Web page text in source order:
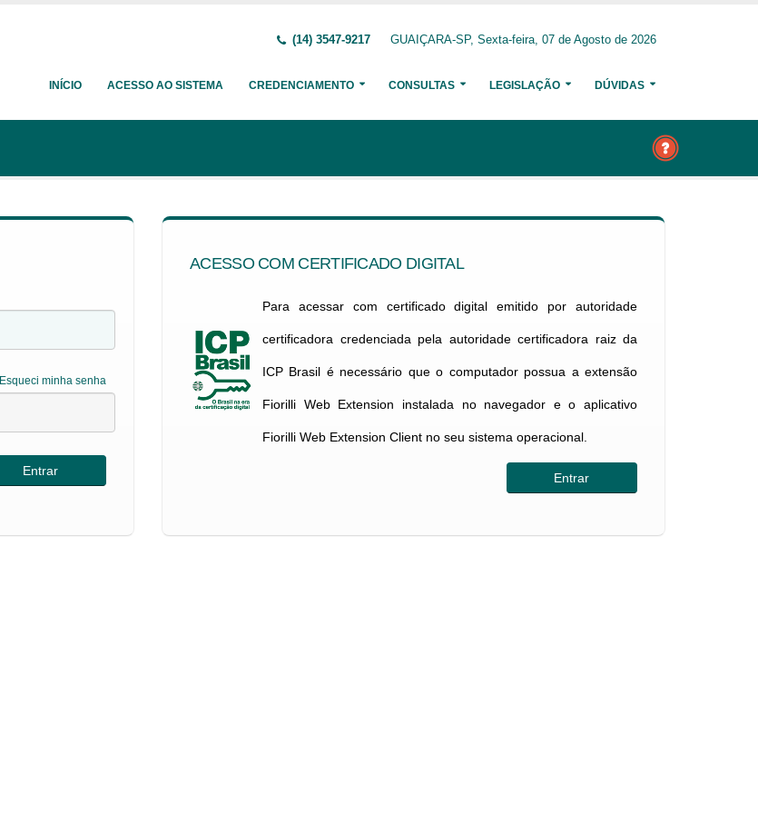
(14) 3547-9217 GUAIÇARA-SP, Sexta-feira, 07 de Agosto de 2026
INÍCIO ACESSO AO SISTEMA CREDENCIAMENTO CONSULTAS LEGISLAÇÃO DÚVIDAS
Esqueci minha senha
ACESSO COM CERTIFICADO DIGITAL
Para acessar com certificado digital emitido por autoridade
certificadora credenciada pela autoridade certificadora raiz da
ICP Brasil é necessário que o computador possua a extensão
Fiorilli Web Extension instalada no navegador e o aplicativo
Fiorilli Web Extension Client no seu sistema operacional.